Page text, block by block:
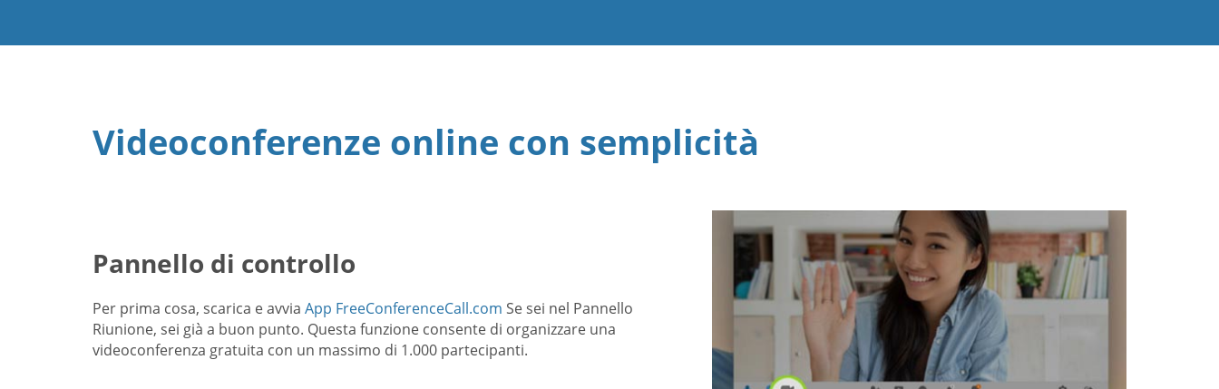
Videoconferenze online con semplicità
Pannello di controllo
Per prima cosa, scarica e avvia App FreeConferenceCall.com Se sei nel Pannello
Riunione, sei già a buon punto. Questa funzione consente di organizzare una
videoconferenza gratuita con un massimo di 1.000 partecipanti.